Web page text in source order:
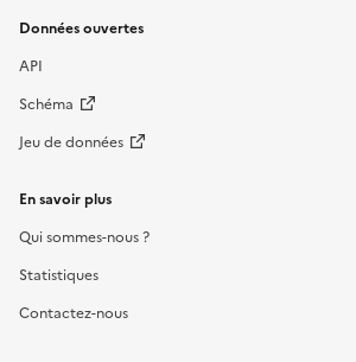
Données ouvertes
API
Schéma
Jeu de données
En savoir plus
Qui sommes-nous ?
Statistiques
Contactez-nous